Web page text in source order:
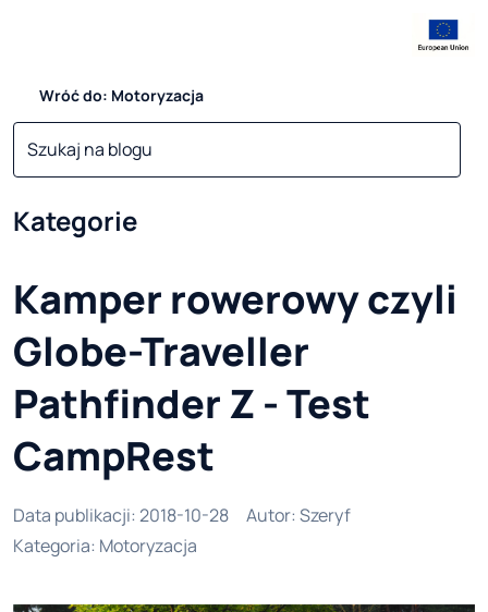
Wróć do: Motoryzacja
Kategorie
Kamper rowerowy czyli
Globe-Traveller
Pathfinder Z - Test
CampRest
Data publikacji: 2018-10-28 Autor: Szeryf
Kategoria: Motoryzacja